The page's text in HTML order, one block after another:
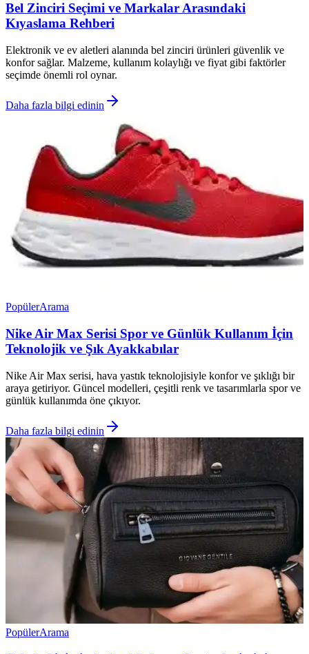
Bel Zinciri Seçimi ve Markalar Arasındaki
Kıyaslama Rehberi
Elektronik ve ev aletleri alanında bel zinciri ürünleri güvenlik ve
konfor sağlar. Malzeme, kullanım kolaylığı ve fiyat gibi faktörler
seçimde önemli rol oynar.
Daha fazla bilgi edinin
PopülerArama
Nike Air Max Serisi Spor ve Günlük Kullanım İçin
Teknolojik ve Şık Ayakkabılar
Nike Air Max serisi, hava yastık teknolojisiyle konfor ve şıklığı bir
araya getiriyor. Güncel modelleri, çeşitli renk ve tasarımlarla spor ve
günlük kullanımda öne çıkıyor.
Daha fazla bilgi edinin
PopülerArama